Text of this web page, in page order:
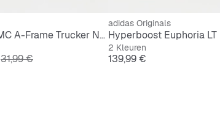
9FORTY MC A-Frame Trucker New Era Graphic
Originele Prijs
31,99 €
adidas Originals
Hyperboost Euphoria LT
2 Kleuren
Prijs
139,99 €